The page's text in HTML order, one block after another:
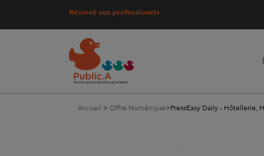
Réservé aux professionels
Accueil > Offre Numérique>PressEasy Daily - Hôtellerie,